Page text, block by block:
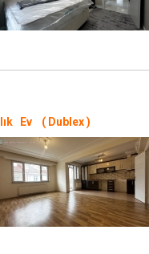
Ev ( Dublex )